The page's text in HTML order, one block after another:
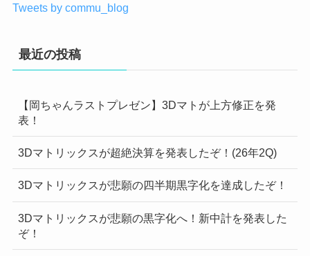
Tweets by commu_blog
最近の投稿
【岡ちゃんラストプレゼン】3Dマトが上方修正を発
表！
3Dマトリックスが超絶決算を発表したぞ！(26年2Q)
3Dマトリックスが悲願の四半期黒字化を達成したぞ！
3Dマトリックスが悲願の黒字化へ！新中計を発表した
ぞ！